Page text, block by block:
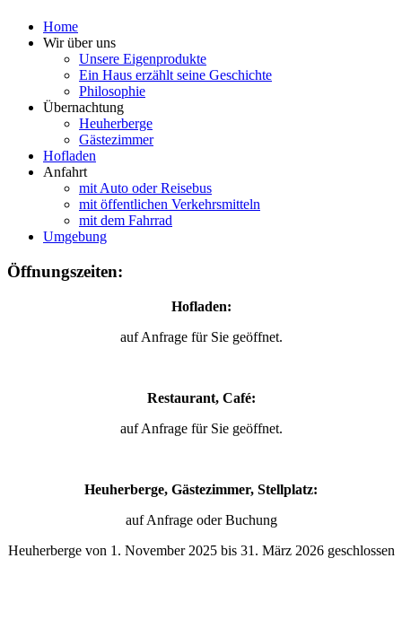
Home
Wir über uns
Unsere Eigenprodukte
Ein Haus erzählt seine Geschichte
Philosophie
Übernachtung
Heuherberge
Gästezimmer
Hofladen
Anfahrt
mit Auto oder Reisebus
mit öffentlichen Verkehrsmitteln
mit dem Fahrrad
Umgebung
Öffnungszeiten:
Hofladen:
auf Anfrage für Sie geöffnet.
Restaurant, Café:
auf Anfrage für Sie geöffnet.
Heuherberge, Gästezimmer, Stellplatz:
auf Anfrage oder Buchung
Heuherberge von 1. November 2025 bis 31. März 2026 geschlossen